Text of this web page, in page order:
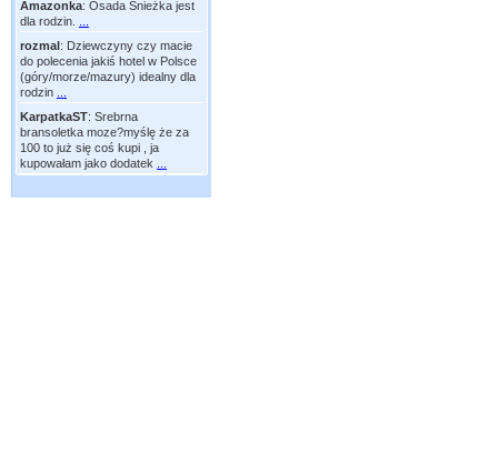
Amazonka: Osada Śnieżka jest
dla rodzin.
rozmal: Dziewczyny czy macie
do polecenia jakiś hotel w Polsce
(góry/morze/mazury) idealny dla
rodzin
KarpatkaST: Srebrna
bransoletka moze?myślę że za
100 to już się coś kupi , ja
kupowałam jako dodatek